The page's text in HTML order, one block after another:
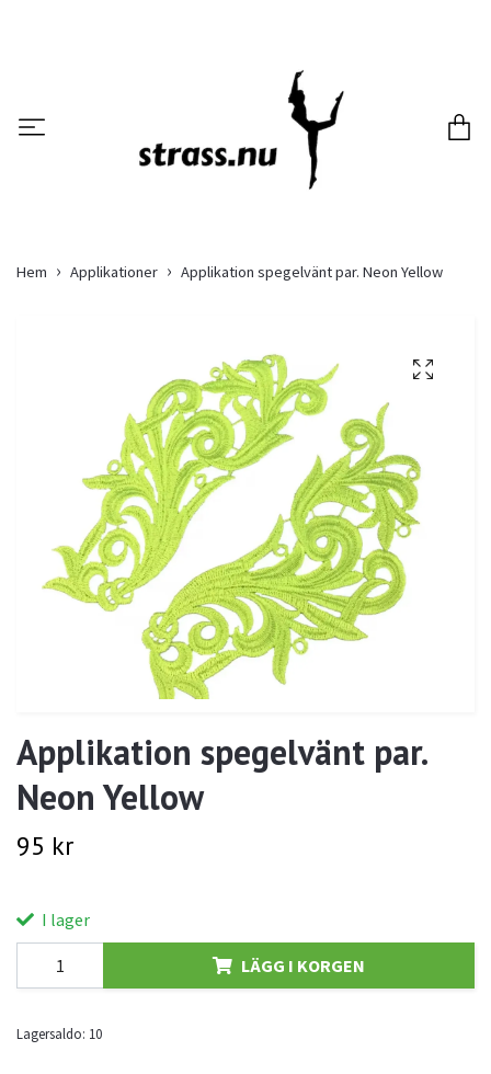
Hem Applikationer Applikation spegelvänt par. Neon Yellow
Applikation spegelvänt par.
Neon Yellow
95 kr
I lager
LÄGG I KORGEN
Lagersaldo: 10